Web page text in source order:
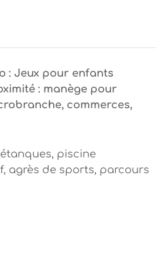
: Jeux pour enfants
: manège pour
commerces,
piscine
agrès de sports, parcours